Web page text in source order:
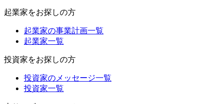
起業家をお探しの方
起業家の事業計画一覧
起業家一覧
投資家をお探しの方
投資家のメッセージ一覧
投資家一覧